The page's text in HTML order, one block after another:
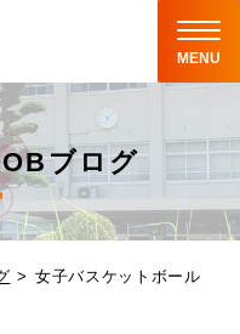
MENU
ブログ
女子バスケットボール